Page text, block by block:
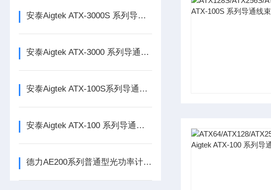
安泰Aigtek ATX-3000S 系列导通线束测试仪
安泰Aigtek ATX-3000 系列导通线束测试仪
安泰Aigtek ATX-100S系列导通线束测试仪
安泰Aigtek ATX-100 系列导通线束测试仪
德力AE200系列普通型光功率计/AE100系列迷你型光功率计